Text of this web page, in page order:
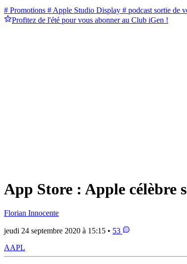
# Promotions # Apple Studio Display # podcast sortie de
Profitez de l'été pour vous abonner au Club iGen !
App Store : Apple célèbre
Florian Innocente
jeudi 24 septembre 2020 à 15:15 • 53
AAPL